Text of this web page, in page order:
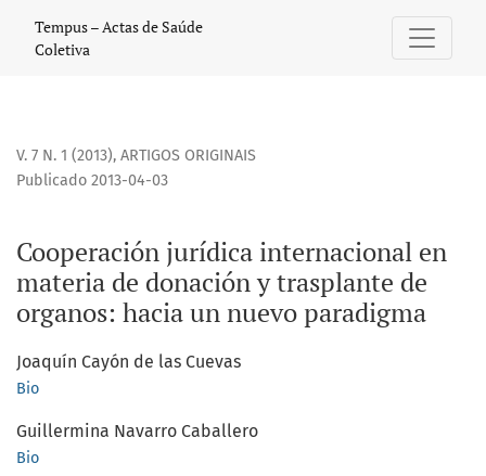
Cooperación jurídica internacional en materia de
Tempus – Actas de Saúde
Coletiva
V. 7 N. 1 (2013), ARTIGOS ORIGINAIS
Cooperación jurídica internacional en
materia de donación y trasplante de
organos: hacia un nuevo paradigma
Publicado 2013-04-03
Joaquín Cayón de las Cuevas
Bio
Guillermina Navarro Caballero
Bio